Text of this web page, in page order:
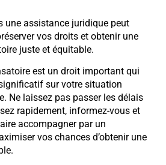
une assistance juridique peut
vos droits et obtenir une
juste et équitable.
est un droit important qui
sur votre situation
Ne laissez pas passer les délais
rapidement, informez-vous et
accompagner par un
vos chances d’obtenir une